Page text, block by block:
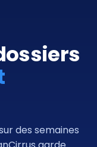
des semaines